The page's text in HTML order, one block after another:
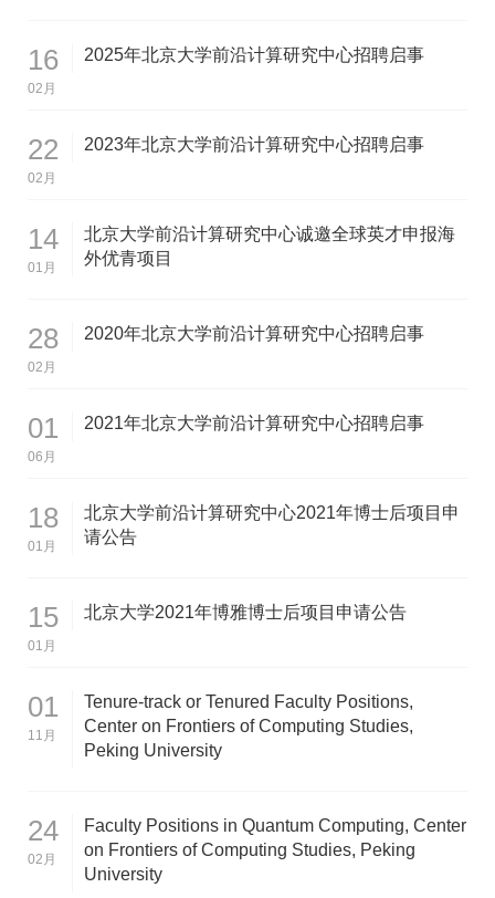
16
02月
2025年北京大学前沿计算研究中心招聘启事
22
02月
2023年北京大学前沿计算研究中心招聘启事
14
01月
北京大学前沿计算研究中心诚邀全球英才申报海
外优青项目
28
02月
2020年北京大学前沿计算研究中心招聘启事
01
06月
2021年北京大学前沿计算研究中心招聘启事
18
01月
北京大学前沿计算研究中心2021年博士后项目申
请公告
15
01月
北京大学2021年博雅博士后项目申请公告
01
11月
Tenure-track or Tenured Faculty Positions,
Center on Frontiers of Computing Studies,
Peking University
24
02月
Faculty Positions in Quantum Computing, Center
on Frontiers of Computing Studies, Peking
University